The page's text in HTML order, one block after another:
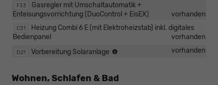
F33
Gasregler mit Umschaltautomatik +
Enteisungsvorrichtung (DuoControl + EisEX)
vorhanden
C31
Heizung Combi 6 E (mit Elektroheizstab) inkl. digitales
Bedienpanel
vorhanden
D21 Vorbereitung Solaranlage vorhanden
Wohnen, Schlafen & Bad